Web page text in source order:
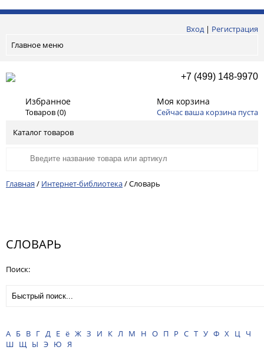
Вход| Регистрация
Главное меню
+7 (499) 148-9970
Избранное
Товаров (0)
Моя корзина
Сейчас ваша корзина пуста
Каталог товаров
Главная / Интернет-библиотека/Словарь
СЛОВАРЬ
Поиск:
А Б В Г Д Е ё Ж З И К Л М Н О П Р С Т У Ф Х Ц
Ч
Ш Щ Ы Э Ю Я